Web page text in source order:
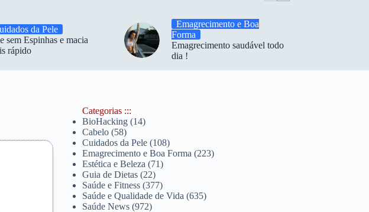
da Pele
sem Espinhas e macia
rápido
Emagrecimento e Boa
Forma
Emagrecimento saudável todo
dia !
Categorias :::
BioHacking(14)
Cabelo(58)
Cuidados da Pele(108)
Emagrecimento e Boa Forma (223)
Estética e Beleza (71)
Guia de Dietas(22)
Saúde e Fitness(377)
Saúde e Qualidade de Vida (635)
Saúde News(972)